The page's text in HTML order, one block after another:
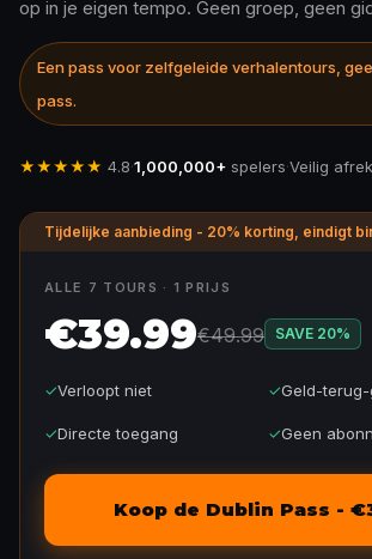
op in je eigen tempo. Geen groep, geen
Een pass voor zelfgeleide verhalentours,
pass.
★★★★★ 4.8·1,000,000+ spelers·Veilig
Tijdelijke aanbieding - 20% korting, eindigt
ALLE 7 TOURS · 1 PRIJS
€39.99€49.99 SAVE 20%
✓Verloopt niet ✓Geld-
✓Directe toegang ✓Geen
Koop de Dublin Pass -